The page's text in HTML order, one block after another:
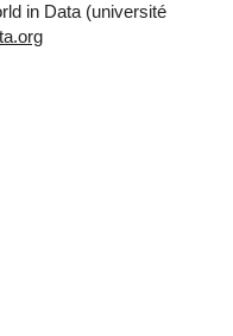
in Data (université